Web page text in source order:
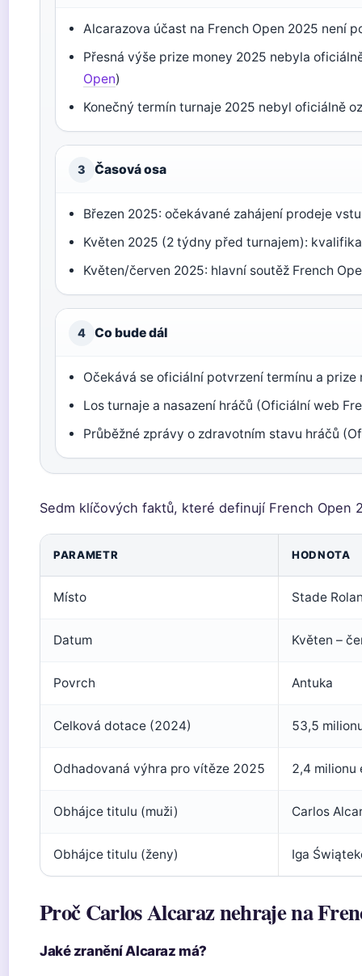
Alcarazova účast na French Open 2025 není
Přesná výše prize money 2025 nebyla
Open)
Konečný termín turnaje 2025 nebyl oficiálně
3 Časová osa
Březen 2025: očekávané zahájení prodeje
Květen 2025 (2 týdny před turnajem):
Květen/červen 2025: hlavní soutěž French
4 Co bude dál
Očekává se oficiální potvrzení termínu a
Los turnaje a nasazení hráčů (Oficiální web
Průběžné zprávy o zdravotním stavu hráčů
Sedm klíčových faktů, které definují French
PARAMETR HODNOTA
Místo Stade
Datum Květen –
Povrch Antuka
Celková dotace (2024) 53,5
Odhadovaná výhra pro vítěze 2025 2,4 milionu
Obhájce titulu (muži) Carlos
Obhájce titulu (ženy) Iga
Proč Carlos Alcaraz nehraje na
Jaké zranění Alcaraz má?